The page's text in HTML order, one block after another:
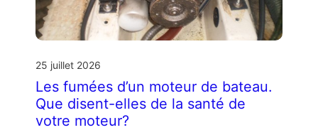
25 juillet 2026
Les fumées d’un moteur de bateau.
Que disent-elles de la santé de
votre moteur?